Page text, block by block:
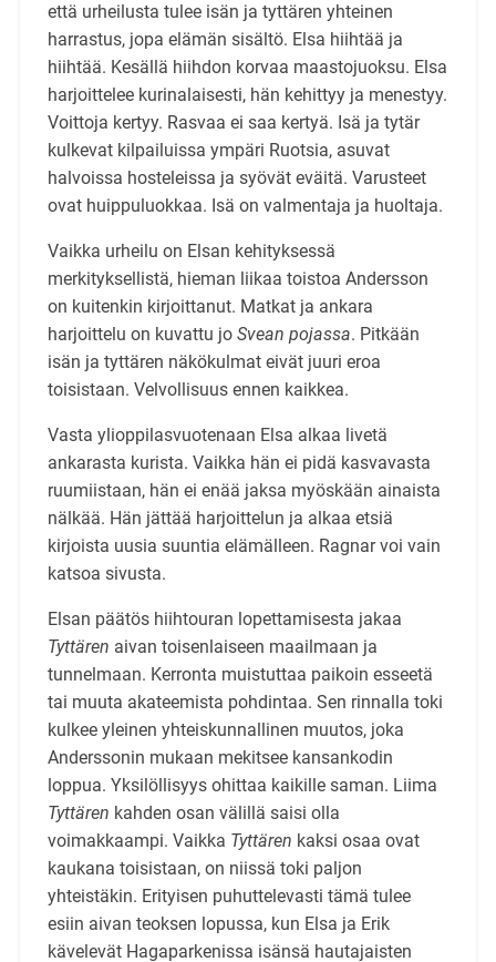
että urheilusta tulee isän ja tyttären yhteinen
harrastus, jopa elämän sisältö. Elsa hiihtää ja
hiihtää. Kesällä hiihdon korvaa maastojuoksu. Elsa
harjoittelee kurinalaisesti, hän kehittyy ja menestyy.
Voittoja kertyy. Rasvaa ei saa kertyä. Isä ja tytär
kulkevat kilpailuissa ympäri Ruotsia, asuvat
halvoissa hosteleissa ja syövät eväitä. Varusteet
ovat huippuluokkaa. Isä on valmentaja ja huoltaja.
Vaikka urheilu on Elsan kehityksessä
merkityksellistä, hieman liikaa toistoa Andersson
on kuitenkin kirjoittanut. Matkat ja ankara
harjoittelu on kuvattu jo Svean pojassa. Pitkään
isän ja tyttären näkökulmat eivät juuri eroa
toisistaan. Velvollisuus ennen kaikkea.
Vasta ylioppilasvuotenaan Elsa alkaa livetä
ankarasta kurista. Vaikka hän ei pidä kasvavasta
ruumiistaan, hän ei enää jaksa myöskään ainaista
nälkää. Hän jättää harjoittelun ja alkaa etsiä
kirjoista uusia suuntia elämälleen. Ragnar voi vain
katsoa sivusta.
Elsan päätös hiihtouran lopettamisesta jakaa
Tyttären aivan toisenlaiseen maailmaan ja
tunnelmaan. Kerronta muistuttaa paikoin esseetä
tai muuta akateemista pohdintaa. Sen rinnalla toki
kulkee yleinen yhteiskunnallinen muutos, joka
Anderssonin mukaan mekitsee kansankodin
loppua. Yksilöllisyys ohittaa kaikille saman. Liima
Tyttären kahden osan välillä saisi olla
voimakkaampi. Vaikka Tyttären kaksi osaa ovat
kaukana toisistaan, on niissä toki paljon
yhteistäkin. Erityisen puhuttelevasti tämä tulee
esiin aivan teoksen lopussa, kun Elsa ja Erik
kävelevät Hagaparkenissa isänsä hautajaisten